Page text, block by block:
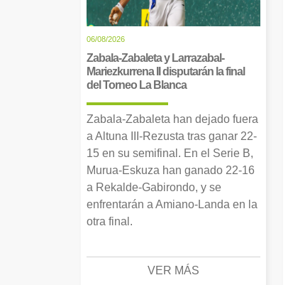
06/08/2026
Zabala-Zabaleta y Larrazabal-
Mariezkurrena II disputarán la final
del Torneo La Blanca
Zabala-Zabaleta han dejado fuera
a Altuna III-Rezusta tras ganar 22-
15 en su semifinal. En el Serie B,
Murua-Eskuza han ganado 22-16
a Rekalde-Gabirondo, y se
enfrentarán a Amiano-Landa en la
otra final.
VER MÁS